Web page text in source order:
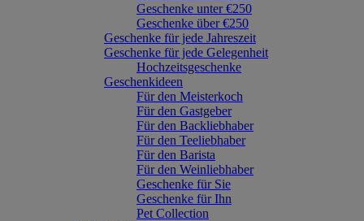
Geschenke unter €250
Geschenke über €250
Geschenke für jede Jahreszeit
Geschenke für jede Gelegenheit
Hochzeitsgeschenke
Geschenkideen
Für den Meisterkoch
Für den Gastgeber
Für den Backliebhaber
Für den Teeliebhaber
Für den Barista
Für den Weinliebhaber
Geschenke für Sie
Geschenke für Ihn
Pet Collection